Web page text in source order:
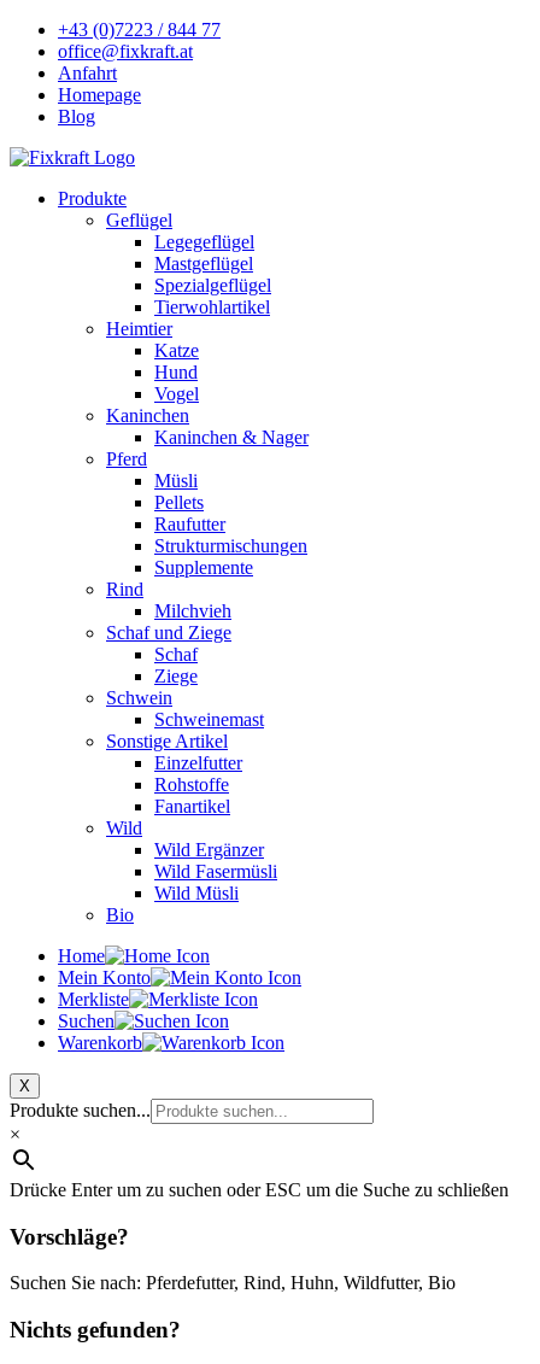
+43 (0)7223 / 844 77
office@fixkraft.at
Anfahrt
Homepage
Blog
Produkte
Geflügel
Legegeflügel
Mastgeflügel
Spezialgeflügel
Tierwohlartikel
Heimtier
Katze
Hund
Vogel
Kaninchen
Kaninchen & Nager
Pferd
Müsli
Pellets
Raufutter
Strukturmischungen
Supplemente
Rind
Milchvieh
Schaf und Ziege
Schaf
Ziege
Schwein
Schweinemast
Sonstige Artikel
Einzelfutter
Rohstoffe
Fanartikel
Wild
Wild Ergänzer
Wild Fasermüsli
Wild Müsli
Bio
Home
Mein Konto
Merkliste
Suchen
Warenkorb
X
Produkte suchen...
×
Drücke Enter um zu suchen oder ESC um die Suche zu schließen
Vorschläge?
Suchen Sie nach: Pferdefutter, Rind, Huhn, Wildfutter, Bio
Nichts gefunden?